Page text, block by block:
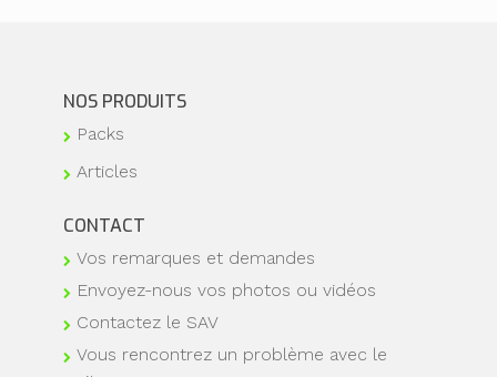
NOS PRODUITS
Packs
Articles
CONTACT
Vos remarques et demandes
Envoyez-nous vos photos ou vidéos
Contactez le SAV
Vous rencontrez un problème avec le